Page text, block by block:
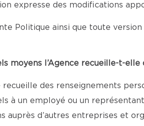
expresse des modifications
Politique ainsi que toute
moyens l’Agence recueille-t-
recueille des renseignements
à un employé ou un
auprès d’autres entreprises et